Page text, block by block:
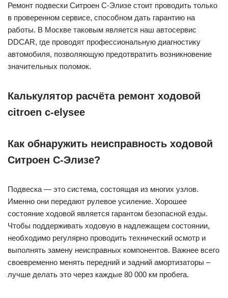
Ремонт подвески Ситроен С-Элизе стоит проводить только
в проверенном сервисе, способном дать гарантию на
работы. В Москве таковым является наш автосервис
DDCAR, где проводят профессиональную диагностику
автомобиля, позволяющую предотвратить возникновение
значительных поломок.
Калькулятор расчёта ремонт ходовой
citroen c-elysee
Как обнаружить неисправность ходовой
Ситроен С-Элизе?
Подвеска — это система, состоящая из многих узлов.
Именно они передают рулевое усиление. Хорошее
состояние ходовой является гарантом безопасной езды.
Чтобы поддерживать ходовую в надлежащем состоянии,
необходимо регулярно проводить технический осмотр и
выполнять замену неисправных компонентов. Важнее всего
своевременно менять передний и задний амортизаторы –
лучше делать это через каждые 80 000 км пробега.